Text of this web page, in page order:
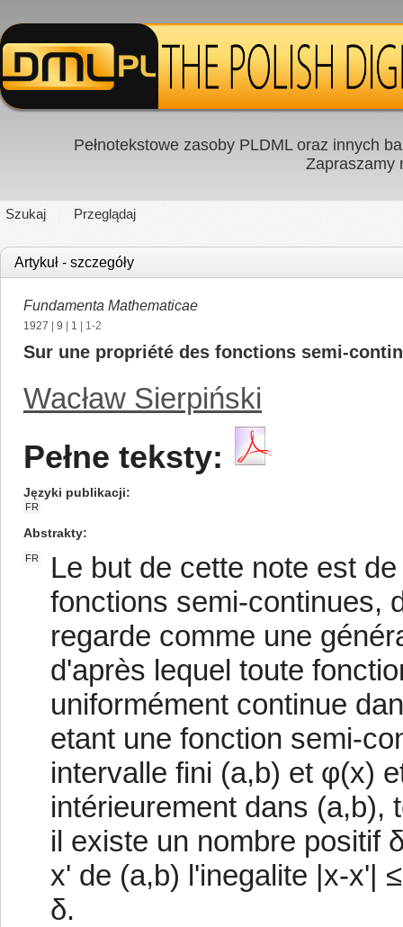
Pełnotekstowe zasoby PLDML oraz innych
Zapraszamy
Szukaj Przeglądaj
Artykuł - szczegóły
Fundamenta Mathematicae
1927 9 1 | 1-2
Sur une propriété des fonctions semi-
Wacław Sierpiński
Pełne teksty:
Języki publikacji
FR
Abstrakty
FR
Le but de cette note est
fonctions semi-continues,
regarde comme une
d'après lequel toute
uniformément continue
etant une fonction semi-
intervalle fini (a,b) et φ(x)
intérieurement dans (a,b),
il existe un nombre positif
x' de (a,b) l'inegalite |x-x'|
δ.